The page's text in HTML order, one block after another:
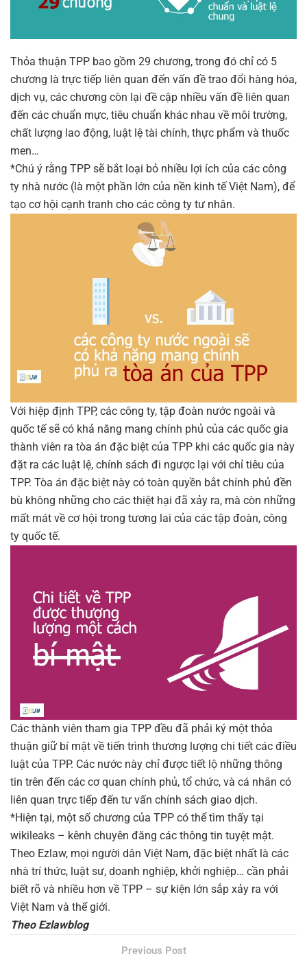
Thỏa thuận TPP bao gồm 29 chương, trong đó chỉ có 5
chương là trực tiếp liên quan đến vấn đề trao đổi hàng hóa,
dịch vụ, các chương còn lại đề cập nhiều vấn đề liên quan
đến các chuẩn mực, tiêu chuẩn khác nhau về môi trường,
chất lượng lao động, luật lệ tài chính, thực phẩm và thuốc
men…
*Chú ý rằng TPP sẽ bắt loại bỏ nhiều lợi ích của các công
ty nhà nước (là một phần lớn của nền kinh tế Việt Nam), để
tạo cơ hội cạnh tranh cho các công ty tư nhân.
Với hiệp định TPP, các công ty, tập đoàn nước ngoài và
quốc tế sẽ có khả năng mang chính phủ của các quốc gia
thành viên ra tòa án đặc biệt của TPP khi các quốc gia này
đặt ra các luật lệ, chính sách đi ngược lại với chỉ tiêu của
TPP. Tòa án đặc biệt này có toàn quyền bắt chính phủ đền
bù không những cho các thiệt hại đã xảy ra, mà còn những
mất mát về cơ hội trong tương lai của các tập đoàn, công
ty quốc tế.
Các thành viên tham gia TPP đều đã phải ký một thỏa
thuận giữ bí mật về tiến trình thương lượng chi tiết các điều
luật của TPP. Các nước này chỉ được tiết lộ những thông
tin trên đến các cơ quan chính phủ, tổ chức, và cá nhân có
liên quan trực tiếp đến tư vấn chính sách giao dịch.
*Hiện tại, một số chương của TPP có thể tìm thấy tại
wikileaks – kênh chuyên đăng các thông tin tuyệt mật.
Theo Ezlaw, mọi người dân Việt Nam, đặc biệt nhất là các
nhà trí thức, luật sư, doanh nghiệp, khởi nghiệp… cần phải
biết rõ và nhiều hơn về TPP – sự kiện lớn sắp xảy ra với
Việt Nam và thế giới.
Theo Ezlawblog